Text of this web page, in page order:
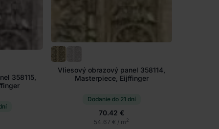
358115,
Vliesový obrazový panel 358114,
Masterpiece, Eijffinger
Dodanie do 21 dní
70.42 €
54.67 € / m2